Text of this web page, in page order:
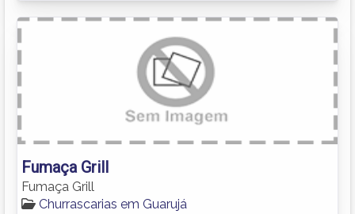
Fumaça Grill
Fumaça Grill
Churrascarias em Guarujá